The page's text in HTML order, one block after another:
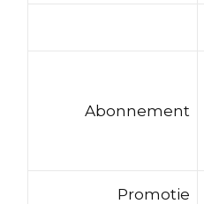
Abonnement
Promotie